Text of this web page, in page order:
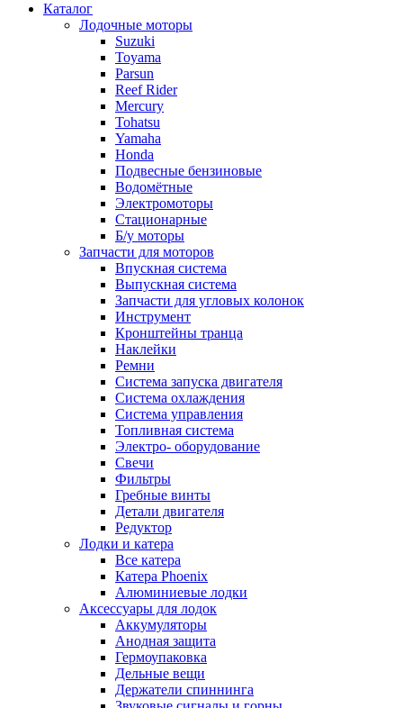
Каталог
Лодочные моторы
Suzuki
Toyama
Parsun
Reef Rider
Mercury
Tohatsu
Yamaha
Honda
Подвесные бензиновые
Водомётные
Электромоторы
Стационарные
Б/у моторы
Запчасти для моторов
Впускная система
Выпускная система
Запчасти для угловых колонок
Инструмент
Кронштейны транца
Наклейки
Ремни
Система запуска двигателя
Система охлаждения
Система управления
Топливная система
Электро- оборудование
Свечи
Фильтры
Гребные винты
Детали двигателя
Редуктор
Лодки и катера
Все катера
Катера Phoenix
Алюминиевые лодки
Аксессуары для лодок
Аккумуляторы
Анодная защита
Гермоупаковка
Дельные вещи
Держатели спиннинга